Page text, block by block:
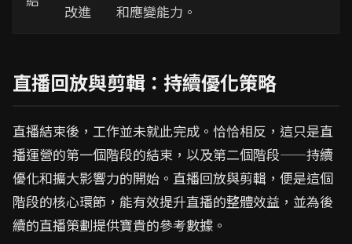
改進
和應變能力。
直播回放與剪輯：持續優化策略
直播結束後，工作並未就此完成。恰恰相反，這只是直
播運營的第一個階段的結束，以及第二個階段——持續
優化和擴大影響力的開始。直播回放與剪輯，便是這個
階段的核心環節，能有效提升直播的整體效益，並為後
續的直播策劃提供寶貴的參考數據。